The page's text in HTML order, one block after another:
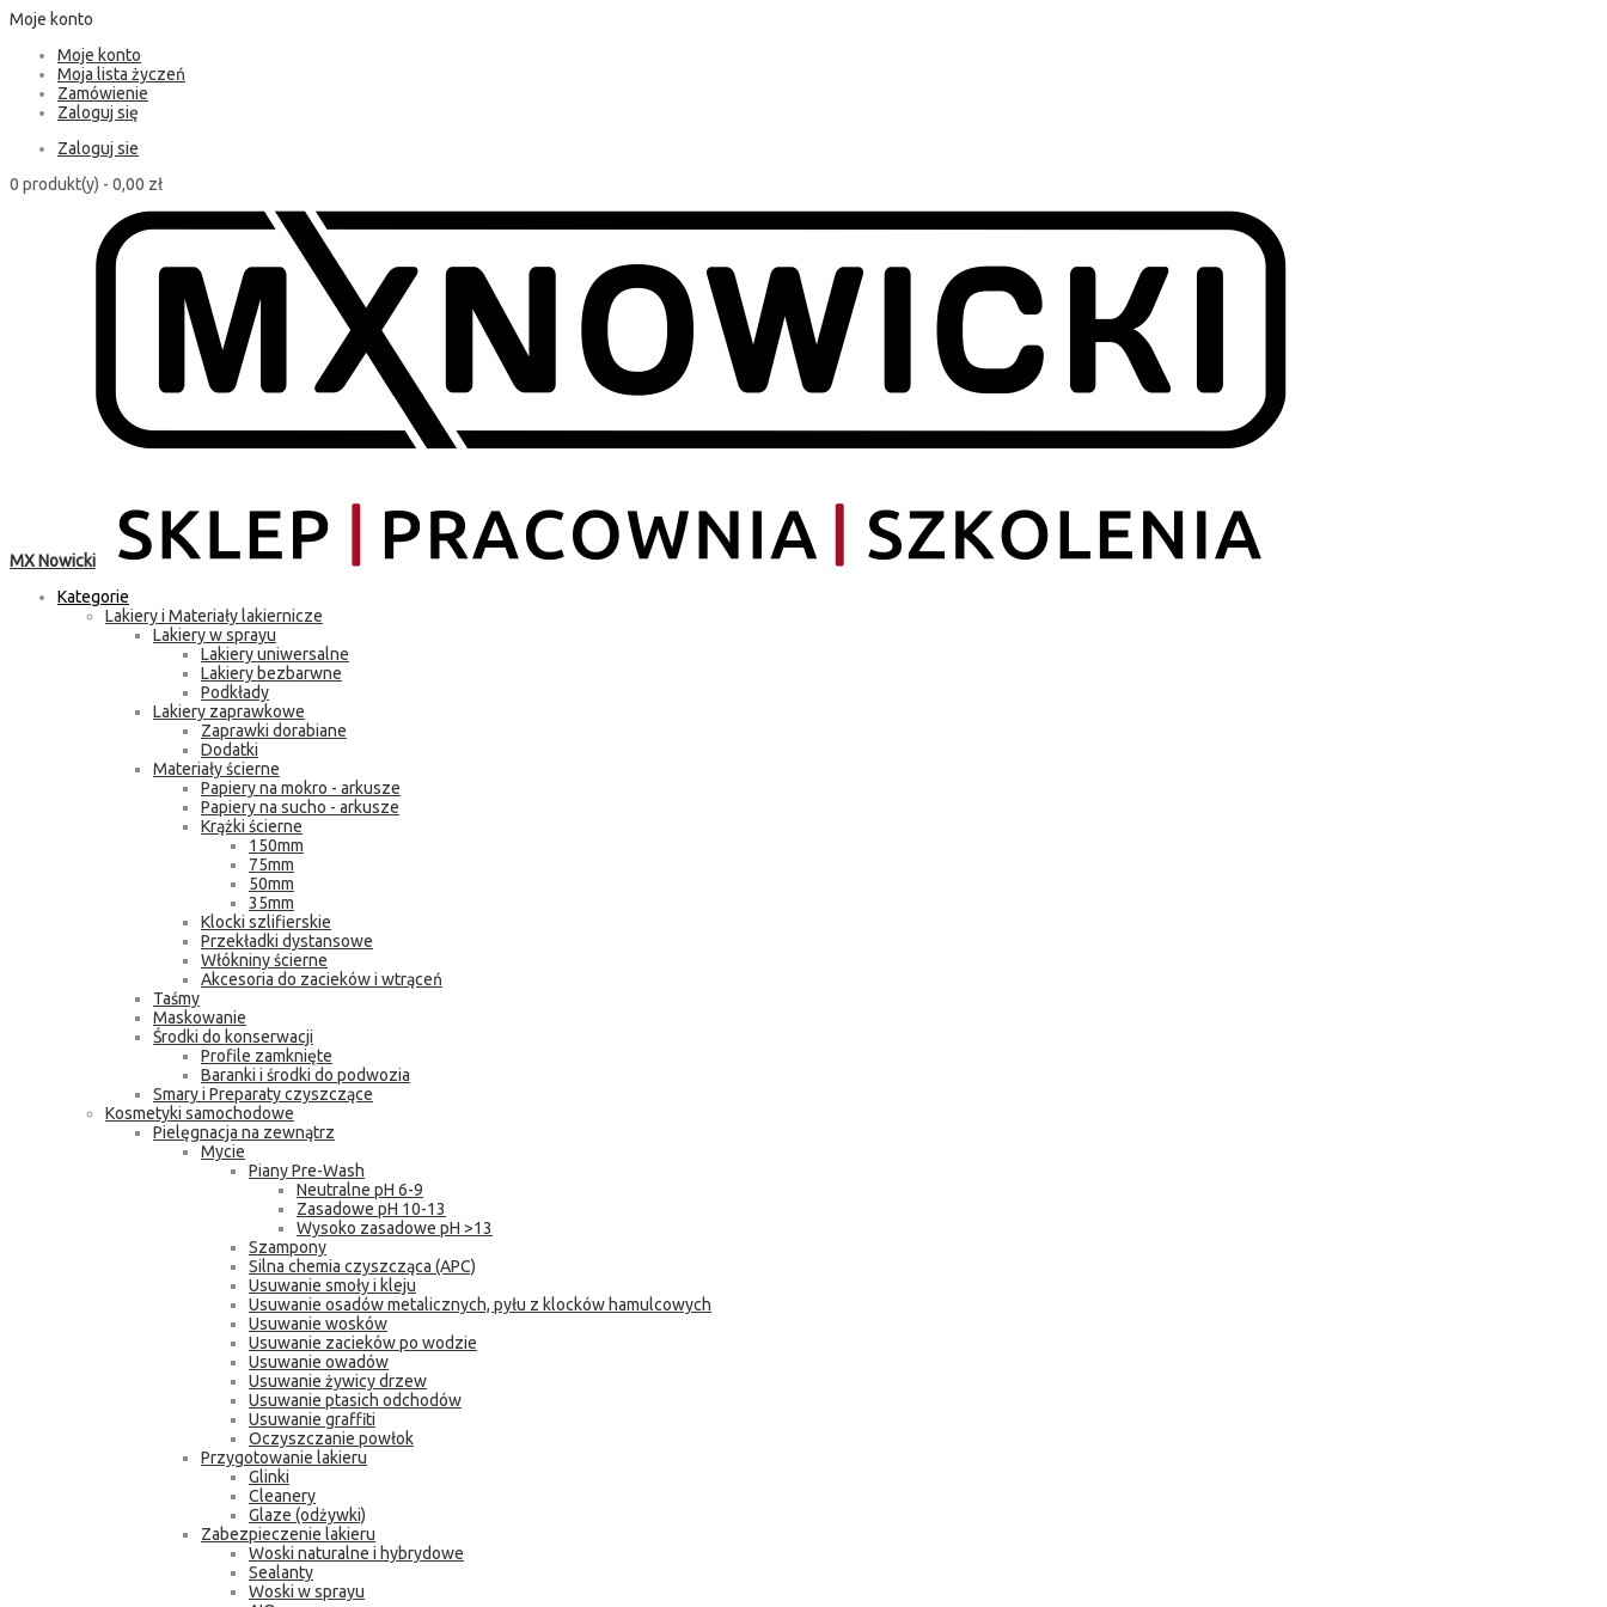
Moje konto
Moje konto
Moja lista życzeń
Zamówienie
Zaloguj się
Zaloguj sie
0 produkt(y) - 0,00 zł
MX Nowicki
Kategorie
Lakiery i Materiały lakiernicze
Lakiery w sprayu
Lakiery uniwersalne
Lakiery bezbarwne
Podkłady
Lakiery zaprawkowe
Zaprawki dorabiane
Dodatki
Materiały ścierne
Papiery na mokro - arkusze
Papiery na sucho - arkusze
Krążki ścierne
150mm
75mm
50mm
35mm
Klocki szlifierskie
Przekładki dystansowe
Włókniny ścierne
Akcesoria do zacieków i wtrąceń
Taśmy
Maskowanie
Środki do konserwacji
Profile zamknięte
Baranki i środki do podwozia
Smary i Preparaty czyszczące
Kosmetyki samochodowe
Pielęgnacja na zewnątrz
Mycie
Piany Pre-Wash
Neutralne pH 6-9
Zasadowe pH 10-13
Wysoko zasadowe pH >13
Szampony
Silna chemia czyszcząca (APC)
Usuwanie smoły i kleju
Usuwanie osadów metalicznych, pyłu z klocków hamulcowych
Usuwanie wosków
Usuwanie zacieków po wodzie
Usuwanie owadów
Usuwanie żywicy drzew
Usuwanie ptasich odchodów
Usuwanie graffiti
Oczyszczanie powłok
Przygotowanie lakieru
Glinki
Cleanery
Glaze (odżywki)
Zabezpieczenie lakieru
Woski naturalne i hybrydowe
Sealanty
Woski w sprayu